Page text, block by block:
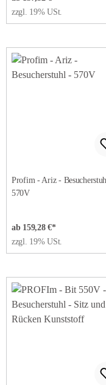
zzgl. 19% USt.
Profim - Ariz -
570V
ab 159,28 €*
zzgl. 19% USt.